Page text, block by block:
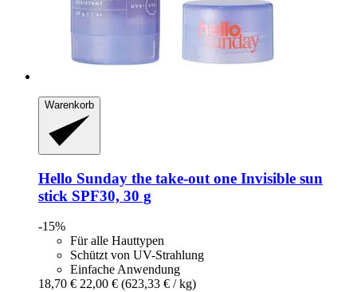
Warenkorb
Hello Sunday the take-​out one Invisible sun
stick SPF30, 30 g
-15%
Für alle Hauttypen
Schützt von UV-Strahlung
Einfache Anwendung
18,70 € 22,00 € (623,33 € / kg)